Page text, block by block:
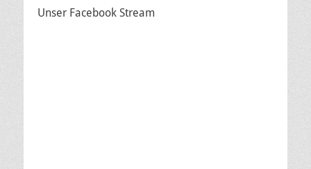
Unser Facebook Stream